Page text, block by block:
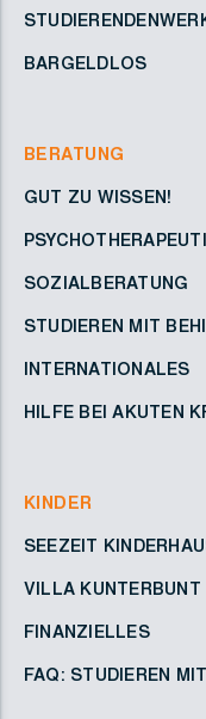
BARGELDLOS
BERATUNG
GUT ZU WISSEN!
SOZIALBERATUNG
STUDIEREN MIT
INTERNATIONALES
HILFE BEI AKUTEN
KINDER
SEEZEIT
VILLA KUNTERBUNT
FINANZIELLES
FAQ: STUDIEREN